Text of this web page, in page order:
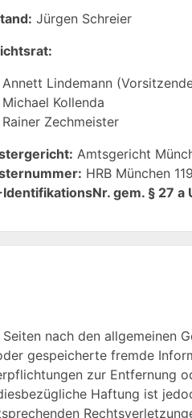
Jürgen Schreier
Annett Lindemann
Michael Kollenda
Rainer Zechmeister
Amtsgericht
HRB München
gem. § 27 a
nach den allgemeinen
gespeicherte fremde
zur Entfernung
Haftung ist